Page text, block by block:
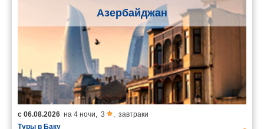
Азербайджан
с 06.08.2026 на 4 ночи 3
завтраки
Туры в Баку